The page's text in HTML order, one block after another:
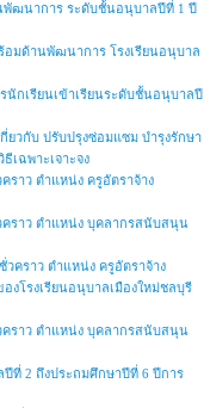
พัฒนาการ ระดับชั้นอนุบาลปีที่ 1 ปี
อมด้านพัฒนาการ โรงเรียนอนุบาล
นักเรียนเข้าเรียนระดับชั้นอนุบาลปี
ยวกับ ปรับปรุงซ่อมแซม บำรุงรักษา
เฉพาะเจาะจง
ราว ตำแหน่ง ครูอัตราจ้าง
คราว ตำแหน่ง บุคลากรสนับสนุน
วคราว ตำแหน่ง ครูอัตราจ้าง
งโรงเรียนอนุบาลเมืองใหม่ชลบุรี
คราว ตำแหน่ง บุคลากรสนับสนุน
ที่ 2 ถึงประถมศึกษาปีที่ 6 ปีการ